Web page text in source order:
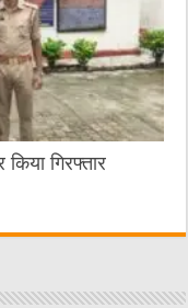
गिरफ्तार